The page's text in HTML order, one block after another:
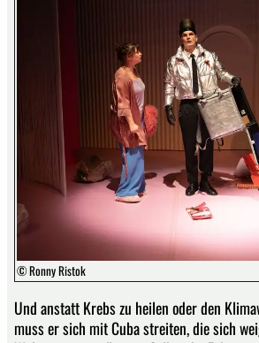
© Ronny Ristok
Und anstatt Krebs zu heilen oder den
muss er sich mit Cuba streiten, die sich